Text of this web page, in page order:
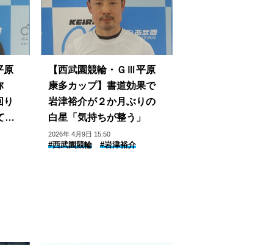
原
り
い
【西武園競輪・ＧⅢ平原
康多カップ】書道効果で
岩津裕介が２か月ぶりの
白星「気持ちが整う」
2026年 4月9日 15:50
#西武園競輪 #岩津裕介